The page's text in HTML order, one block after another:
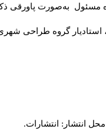
مسئول به‌صورت پاورقی
گروه طراحی شهری،
انتشار: انتشارات.